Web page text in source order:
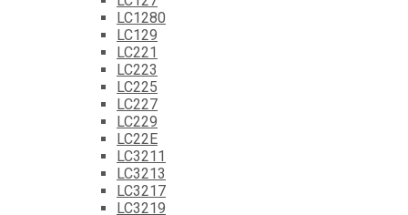
LC1280
LC129
LC221
LC223
LC225
LC227
LC229
LC22E
LC3211
LC3213
LC3217
LC3219